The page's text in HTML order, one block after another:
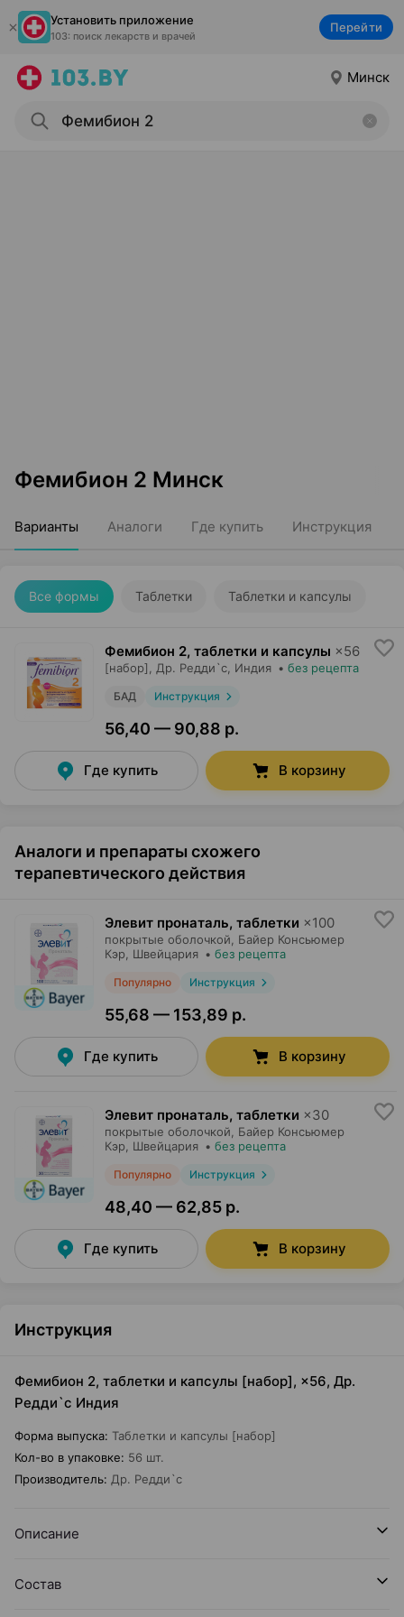
Установить приложение
103: поиск лекарств и врачей
Перейти
Минск
Фемибион 2 Минск
Варианты Аналоги Где купить Инструкция
Все формы Таблетки Таблетки и капсулы
Фемибион 2, таблетки и капсулы ×56
[набор], Др. Редди`с , Индия • без рецепта
БАД Инструкция
56,40 — 90,88 р.
Где купить В корзину
Аналоги и препараты схожего
терапевтического действия
Элевит пронаталь, таблетки ×100
покрытые оболочкой,
Байер Консьюмер
Кэр , Швейцария • без рецепта
Популярно Инструкция
55,68 — 153,89 р.
Где купить В корзину
Элевит пронаталь, таблетки ×30
покрытые оболочкой,
Байер Консьюмер
Кэр , Швейцария • без рецепта
Популярно Инструкция
48,40 — 62,85 р.
Где купить В корзину
Инструкция
Фемибион 2, таблетки и капсулы [набор], ×56, Др.
Редди`с Индия
Форма выпуска: Таблетки и капсулы [набор]
Кол-во в упаковке: 56 шт.
Производитель: Др. Редди`с
Описание
Состав